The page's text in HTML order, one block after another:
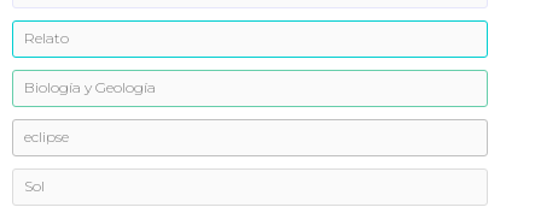
Relato
Biología y Geología
eclipse
Sol